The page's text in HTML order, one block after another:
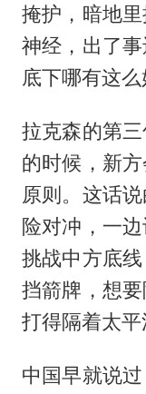
掩护，暗地
神经，出了
底下哪有这么
拉克森的第
的时候，新
原则。这话
险对冲，一
挑战中方底
挡箭牌，想
打得隔着太平
中国早就说